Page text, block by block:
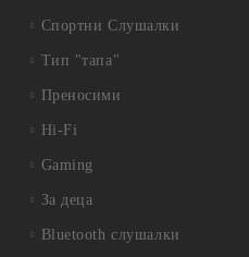
Спортни Слушалки
Тип "тапа"
Преносими
Hi-Fi
Gaming
За деца
Bluetooth слушалки